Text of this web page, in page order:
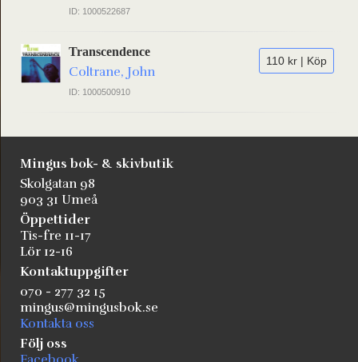
ID: 1000522687
110 kr | Köp
Transcendence
Coltrane, John
ID: 1000500910
Mingus bok- & skivbutik
Skolgatan 98
903 31 Umeå
Öppettider
Tis-fre 11-17
Lör 12-16
Kontaktuppgifter
070 - 277 32 15
mingus@mingusbok.se
Kontakta oss
Följ oss